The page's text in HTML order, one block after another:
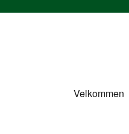
Velkommen